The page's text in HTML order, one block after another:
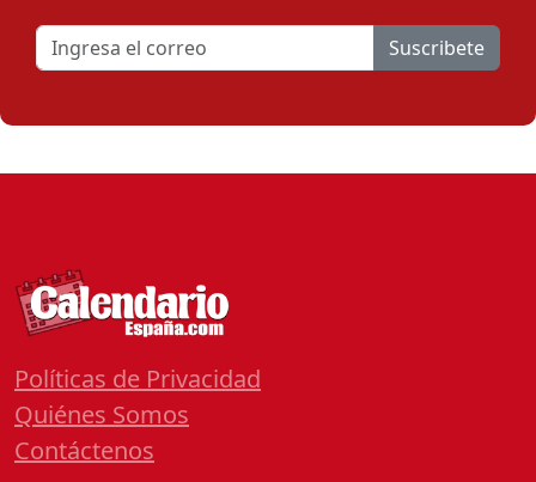
Suscribete
Políticas de Privacidad
Quiénes Somos
Contáctenos